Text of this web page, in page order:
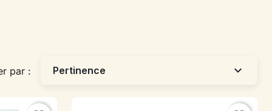
par : Pertinence expand_more